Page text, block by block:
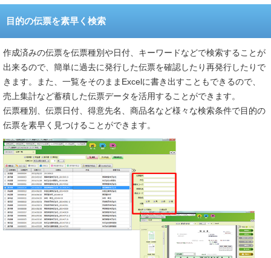
目的の伝票を素早く検索
作成済みの伝票を伝票種別や日付、キーワードなどで検索することが
出来るので、簡単に過去に発行した伝票を確認したり再発行したりで
きます。また、一覧をそのままExcelに書き出すこともできるので、
売上集計など蓄積した伝票データを活用することができます。
伝票種別、伝票日付、得意先名、商品名など様々な検索条件で目的の
伝票を素早く見つけることができます。